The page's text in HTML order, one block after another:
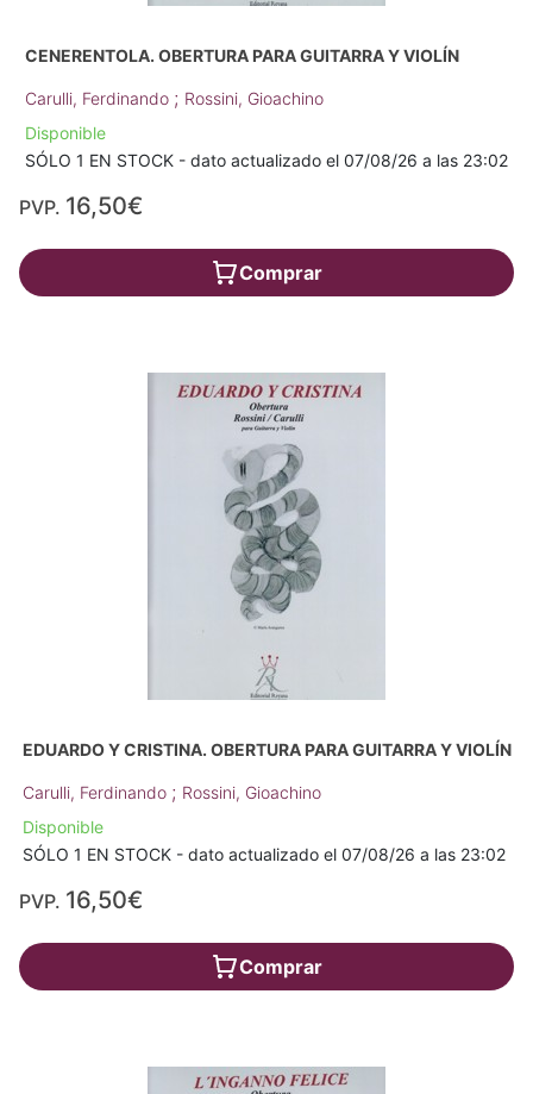
CENERENTOLA. OBERTURA PARA GUITARRA Y VIOLÍN
Carulli, Ferdinando ; Rossini, Gioachino
Disponible
SÓLO 1 EN STOCK - dato actualizado el 07/08/26 a las 23:02
PVP. 16,50€
Comprar
EDUARDO Y CRISTINA. OBERTURA PARA GUITARRA Y VIOLÍN
Carulli, Ferdinando ; Rossini, Gioachino
Disponible
SÓLO 1 EN STOCK - dato actualizado el 07/08/26 a las 23:02
PVP. 16,50€
Comprar